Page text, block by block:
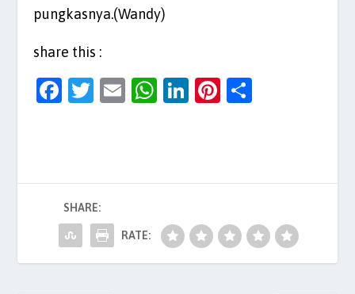
pungkasnya.(Wandy)
share this :
F
b
o
o
k
T
E
W
A
p
p
Li
dI
n
Pi
t
SHARE:
RATE: